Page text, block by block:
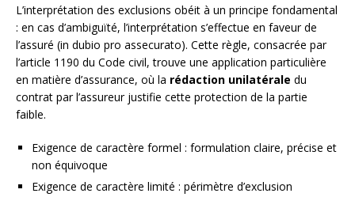
L’interprétation des exclusions obéit à un principe fondamental
: en cas d’ambiguïté, l’interprétation s’effectue en faveur de
l’assuré (in dubio pro assecurato). Cette règle, consacrée par
l’article 1190 du Code civil, trouve une application particulière
en matière d’assurance, où la rédaction unilatérale du
contrat par l’assureur justifie cette protection de la partie
faible.
Exigence de caractère formel : formulation claire, précise et
non équivoque
Exigence de caractère limité : périmètre d’exclusion